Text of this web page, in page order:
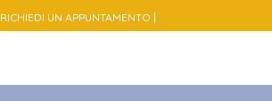
RICHIEDI UN APPUNTAMENTO |